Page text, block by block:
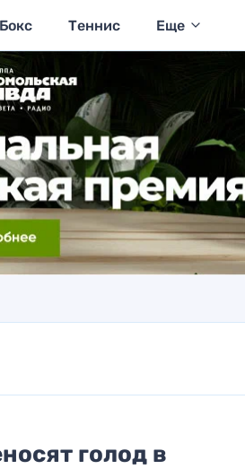
Бокс Теннис Еще
голод в